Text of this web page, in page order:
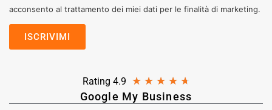
acconsento al trattamento dei miei dati per le finalità di marketing.
Rating 4.9 ★ ★ ★ ★ ★
Google My Business